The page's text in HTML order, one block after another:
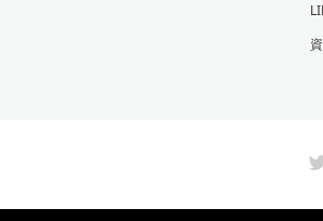
YouTube